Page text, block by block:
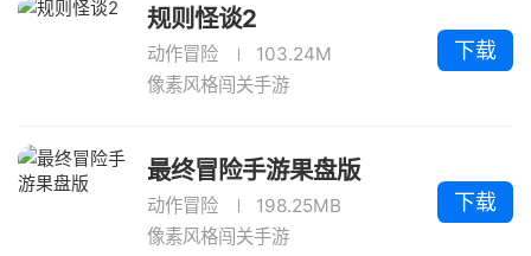
规则怪谈2
动作冒险
103.24M
像素风格闯关手游
下载
最终冒险手游果盘版
动作冒险
198.25MB
像素风格闯关手游
下载